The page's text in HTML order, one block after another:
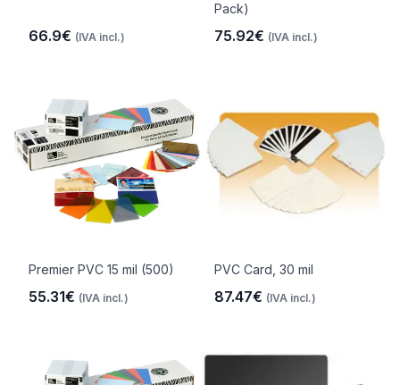
66.9€ (IVA incl.)
Pack)
75.92€ (IVA incl.)
Premier PVC 15 mil (500)
55.31€ (IVA incl.)
PVC Card, 30 mil
87.47€ (IVA incl.)